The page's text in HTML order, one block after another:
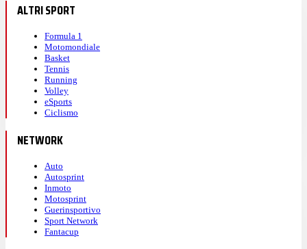
ALTRI SPORT
Formula 1
Motomondiale
Basket
Tennis
Running
Volley
eSports
Ciclismo
NETWORK
Auto
Autosprint
Inmoto
Motosprint
Guerinsportivo
Sport Network
Fantacup